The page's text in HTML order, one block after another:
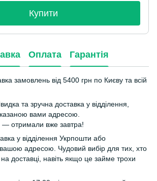
Купити
Оплата Гарантія
замовлень від 5400 грн по Києву та всій
та зручна доставка у відділення,
вами адресою.
— отримали вже завтра!
у відділення Укрпошти або
адресою. Чудовий вибір для тих, хто
доставці, навіть якщо це займе трохи